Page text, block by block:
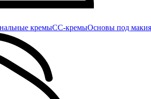
кремыCC-кремыОсновы под